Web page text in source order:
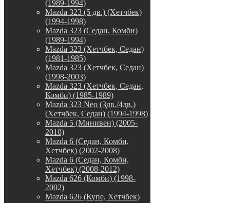
(1989-1994)
Mazda 323 (5 дв.) (Хетчбек)
(1994-1998)
Mazda 323 (Седан, Комби)
(1989-1994)
Mazda 323 (Хетчбек, Седан)
(1981-1985)
Mazda 323 (Хетчбек, Седан)
(1998-2003)
Mazda 323 (Хетчбек, Седан,
Комби) (1985-1989)
Mazda 323 Neo (3дв./4дв.)
(Хетчбек, Седан) (1994-1998)
Mazda 5 (Минивен) (2005-
2010)
Mazda 6 (Седан, Комби,
Хетчбек) (2002-2008)
Mazda 6 (Седан, Комби,
Хетчбек) (2008-2012)
Mazda 626 (Комби) (1998-
2002)
Mazda 626 (Купе, Хетчбек)